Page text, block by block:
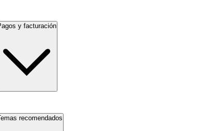
y facturación
recomendados